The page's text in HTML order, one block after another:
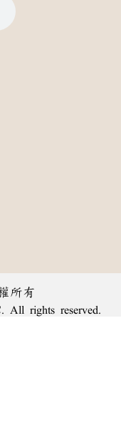
所有
All rights reserved.